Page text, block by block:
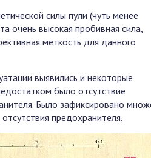
силы пули (чуть менее
очень высокая пробивная сила,
меткость для данного
выявились и некоторые
было отсутствие
Было зафиксировано
предохранителя.